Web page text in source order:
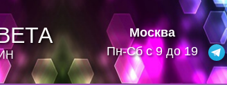
Москва
Пн-Сб с 9 до 19